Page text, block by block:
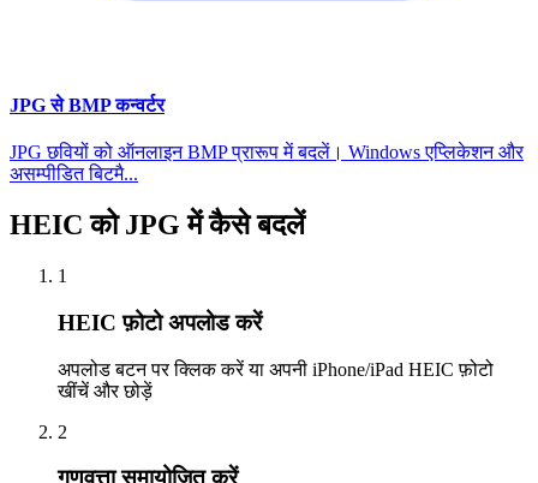
JPG से BMP कन्वर्टर
JPG छवियों को ऑनलाइन BMP प्रारूप में बदलें। Windows एप्लिकेशन और
असम्पीडित बिटमै...
HEIC को JPG में कैसे बदलें
1
HEIC फ़ोटो अपलोड करें
अपलोड बटन पर क्लिक करें या अपनी iPhone/iPad HEIC फ़ोटो
खींचें और छोड़ें
2